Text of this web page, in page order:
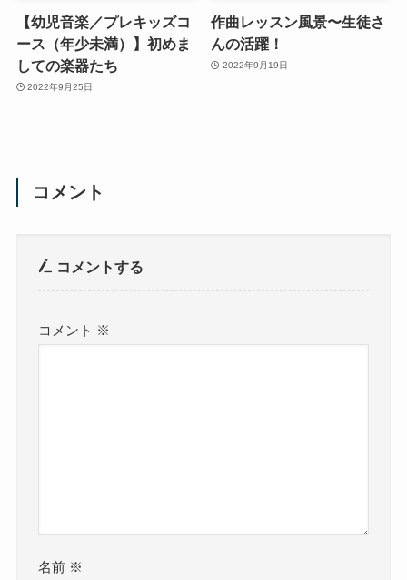
【幼児音楽／プレキッズコ
ース（年少未満）】初めま
しての楽器たち
2022年9月25日
作曲レッスン風景〜生徒さ
んの活躍！
2022年9月19日
コメント
コメントする
コメント ※
名前 ※